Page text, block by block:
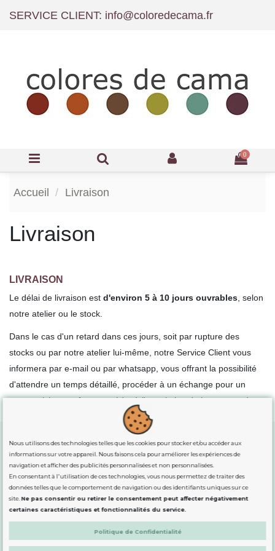
SERVICE CLIENT: info@coloredecama.fr
0
Accueil Livraison
Livraison
LIVRAISON
Le délai de livraison est d'environ 5 à 10 jours ouvrables , selon
notre atelier ou le stock.
Dans le cas d'un retard dans ces jours, soit par rupture des
stocks ou par notre atelier lui-même, notre Service Client vous
informera par e-mail ou par whatsapp, vous offrant la possibilité
d'attendre un temps détaillé, procéder à un échange pour un
autre article ou même procéder à l'annulation de la commande.
GUIDE DES TAILLES
INFORMATION
Nous utilisons des technologies telles que les cookies pour stocker et/ou accéder aux
informations sur votre appareil. Nous faisons cela pour améliorer les expériences de
navigation et afficher des publicités personnalisées et non personnalisées.
En consentant à l'utilisation de ces technologies, vous nous permettez de traiter des
données telles que le comportement de navigation ou des identifiants uniques sur ce
site.Ne pas consentir ou retirer le consentement peut affecter négativement
certaines caractéristiques et fonctionnalités du service.
Politique de Confidentialité